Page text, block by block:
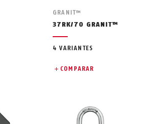
GRANIT™
37RK/70 GRANIT™
4 VARIANTES
COMPARAR